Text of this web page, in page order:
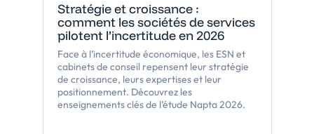
Stratégie et croissance :
comment les sociétés de services
pilotent l’incertitude en 2026
Face à l’incertitude économique, les ESN et
cabinets de conseil repensent leur stratégie
de croissance, leurs expertises et leur
positionnement. Découvrez les
enseignements clés de l’étude Napta 2026.